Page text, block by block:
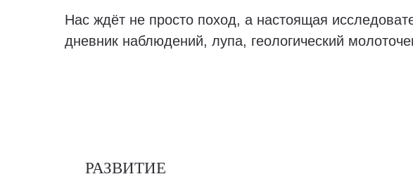
Нас ждёт не просто поход, а настоящая
дневник наблюдений, лупа, геологический
РАЗВИТИЕ